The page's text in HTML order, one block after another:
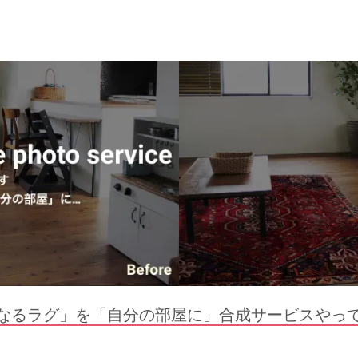
るラグ」を「自分の部屋に」合成サービスやっ